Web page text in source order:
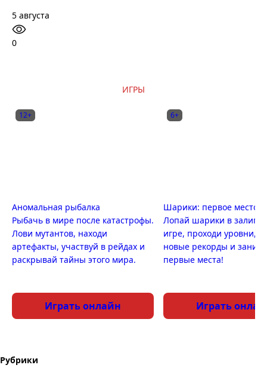
5 августа
0
ИГРЫ
12+
Аномальная рыбалка
Рыбачь в мире после катастрофы.
Лови мутантов, находи
артефакты, участвуй в рейдах и
раскрывай тайны этого мира.
Играть онлайн
6+
Шарики: первое место
Лопай шарики в
игре, проходи уровни,
новые рекорды и
первые места!
Играть
Рубрики